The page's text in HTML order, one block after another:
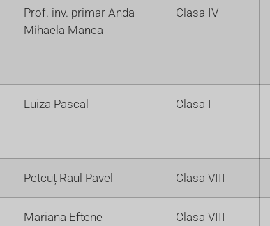
Prof. inv. primar Anda
Mihaela Manea
Clasa IV
Luiza Pascal Clasa I
Petcuț Raul Pavel Clasa VIII
Mariana Eftene Clasa VIII